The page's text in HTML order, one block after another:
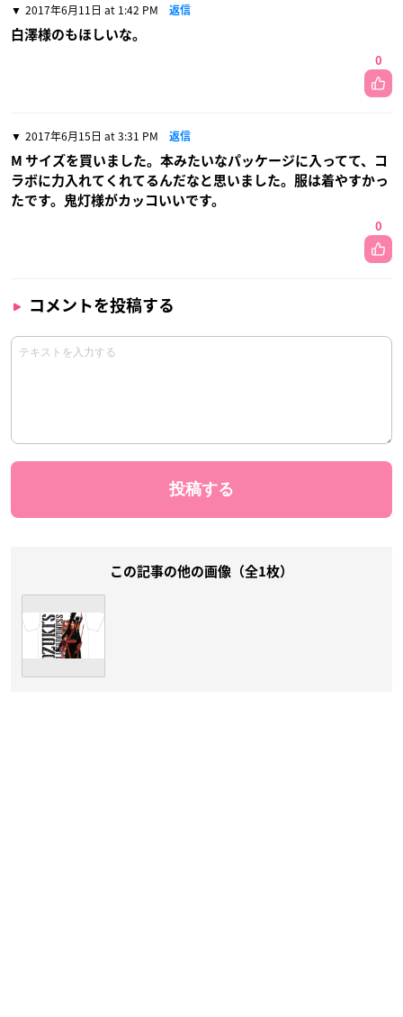
2017年6月11日 at 1:42 PM 返信
白澤様のもほしいな。
0
2017年6月15日 at 3:31 PM 返信
M サイズを買いました。本みたいなパッケージに入ってて、コ
ラボに力入れてくれてるんだなと思いました。服は着やすかっ
たです。鬼灯様がカッコいいです。
0
コメントを投稿する
この記事の他の画像（全1枚）